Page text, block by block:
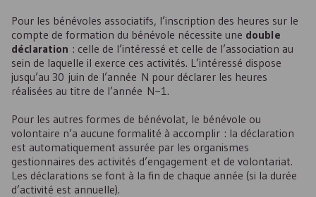
Pour les bénévoles associatifs, l’inscription des heures sur le
compte de formation du bénévole nécessite une double
déclaration : celle de l’intéressé et celle de l’association au
sein de laquelle il exerce ces activités. L’intéressé dispose
jusqu’au 30 juin de l’année N pour déclarer les heures
réalisées au titre de l’année N−1.
Pour les autres formes de bénévolat, le bénévole ou
volontaire n’a aucune formalité à accomplir : la déclaration
est automatiquement assurée par les organismes
gestionnaires des activités d’engagement et de volontariat.
Les déclarations se font à la fin de chaque année (si la durée
d’activité est annuelle).